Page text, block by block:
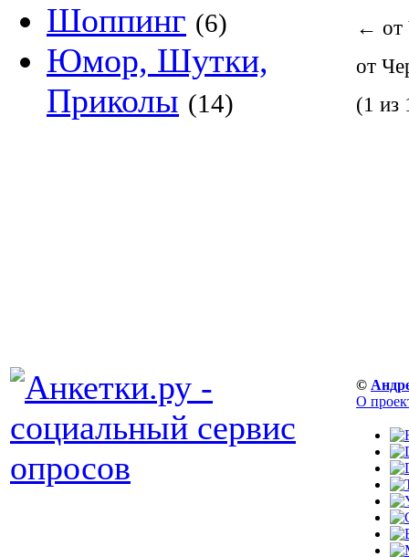
Шоппинг (6)
Юмор, Шутки,
Приколы (14)
← от
от
(1 из
©
О